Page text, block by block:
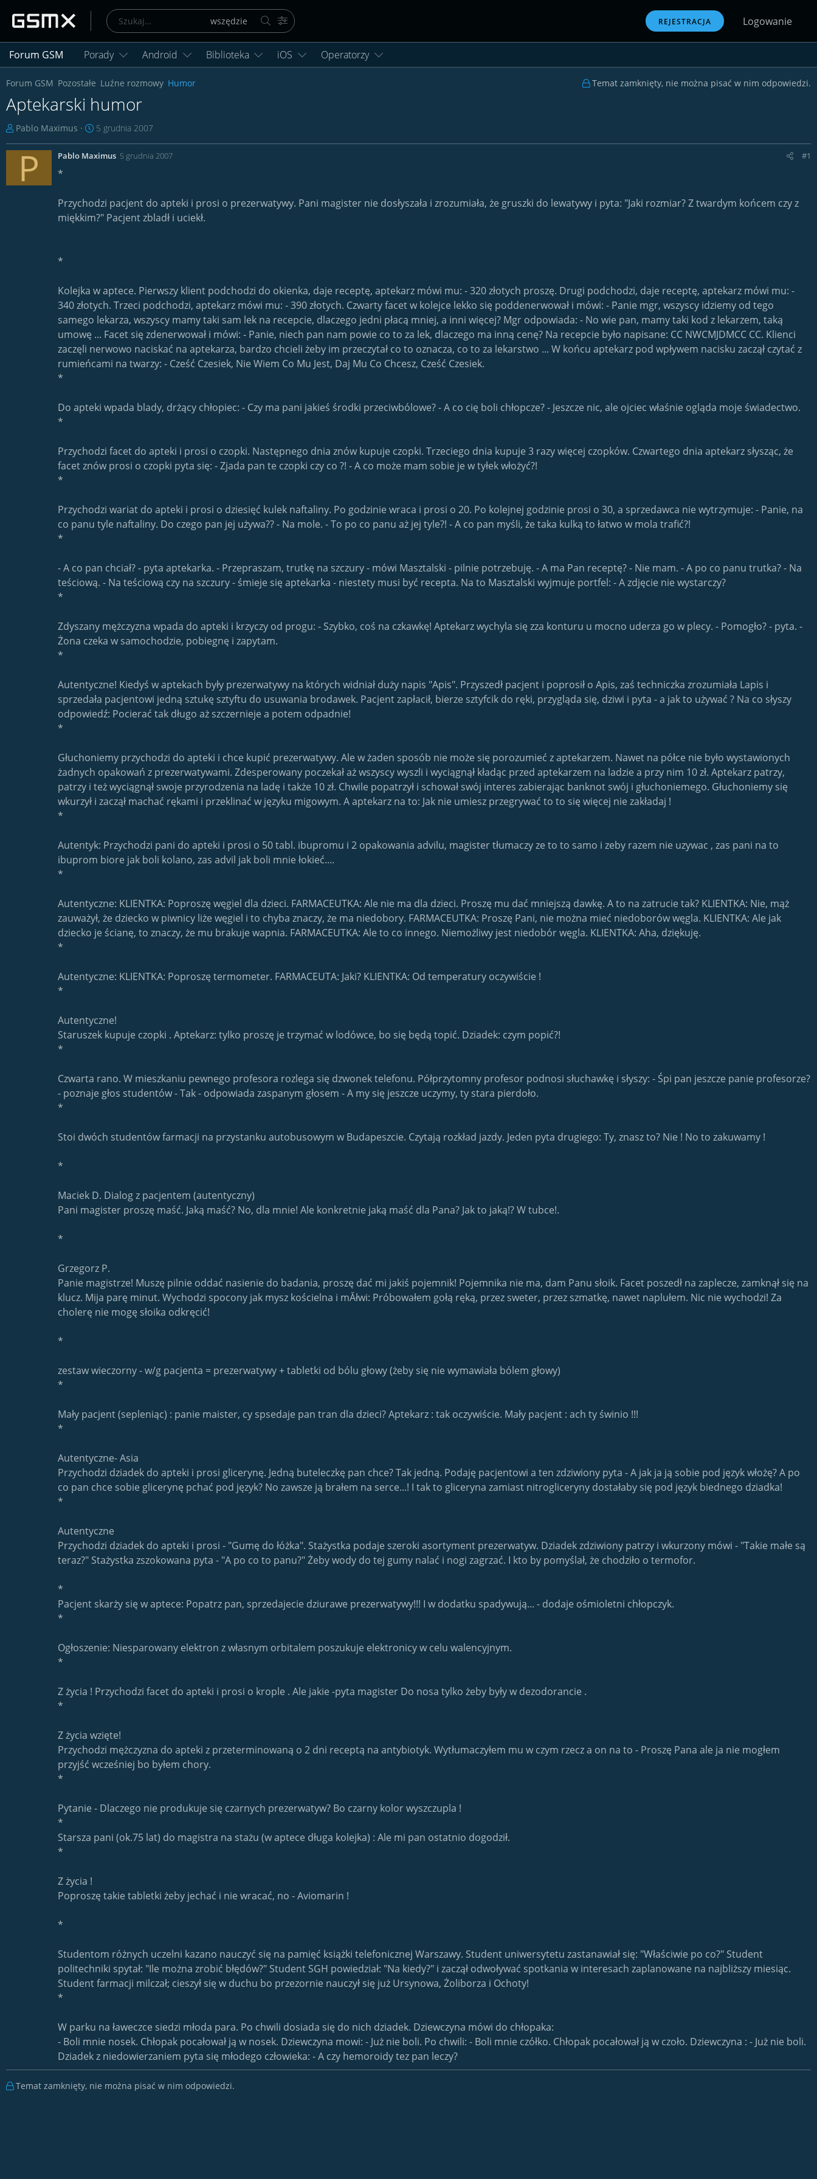
SzukajWięcej opcji… REJESTRACJA Logowanie
Forum GSM Porady Android Biblioteka iOS Operatorzy
Forum GSM Pozostałe Luźne rozmowy Humor
Aptekarski humor
T
r
Pablo Maximus
D
t
z
p
i
a
5 grudnia 2007
Temat zamknięty, nie można pisać w nim odpowiedzi.
P Pablo Maximus 5 grudnia 2007 #1
*
Przychodzi pacjent do apteki i prosi o prezerwatywy. Pani magister nie dosłyszała i zrozumiała, że gruszki do lewatywy i pyta: "Jaki rozmiar? Z twardym końcem czy z
miękkim?" Pacjent zbladł i uciekł.
*
Kolejka w aptece. Pierwszy klient podchodzi do okienka, daje receptę, aptekarz mówi mu: - 320 złotych proszę. Drugi podchodzi, daje receptę, aptekarz mówi mu: -
340 złotych. Trzeci podchodzi, aptekarz mówi mu: - 390 złotych. Czwarty facet w kolejce lekko się poddenerwował i mówi: - Panie mgr, wszyscy idziemy od tego
samego lekarza, wszyscy mamy taki sam lek na recepcie, dlaczego jedni płacą mniej, a inni więcej? Mgr odpowiada: - No wie pan, mamy taki kod z lekarzem, taką
umowę ... Facet się zdenerwował i mówi: - Panie, niech pan nam powie co to za lek, dlaczego ma inną cenę? Na recepcie było napisane: CC NWCMJDMCC CC. Klienci
zaczęli nerwowo naciskać na aptekarza, bardzo chcieli żeby im przeczytał co to oznacza, co to za lekarstwo ... W końcu aptekarz pod wpływem nacisku zaczął czytać z
rumieńcami na twarzy: - Cześć Czesiek, Nie Wiem Co Mu Jest, Daj Mu Co Chcesz, Cześć Czesiek.
*
Do apteki wpada blady, drżący chłopiec: - Czy ma pani jakieś środki przeciwbólowe? - A co cię boli chłopcze? - Jeszcze nic, ale ojciec właśnie ogląda moje świadectwo.
*
Przychodzi facet do apteki i prosi o czopki. Następnego dnia znów kupuje czopki. Trzeciego dnia kupuje 3 razy więcej czopków. Czwartego dnia aptekarz słysząc, że
facet znów prosi o czopki pyta się: - Zjada pan te czopki czy co ?! - A co może mam sobie je w tyłek włożyć?!
*
Przychodzi wariat do apteki i prosi o dziesięć kulek naftaliny. Po godzinie wraca i prosi o 20. Po kolejnej godzinie prosi o 30, a sprzedawca nie wytrzymuje: - Panie, na
co panu tyle naftaliny. Do czego pan jej używa?? - Na mole. - To po co panu aż jej tyle?! - A co pan myśli, że taka kulką to łatwo w mola trafić?!
*
- A co pan chciał? - pyta aptekarka. - Przepraszam, trutkę na szczury - mówi Masztalski - pilnie potrzebuję. - A ma Pan receptę? - Nie mam. - A po co panu trutka? - Na
teściową. - Na teściową czy na szczury - śmieje się aptekarka - niestety musi być recepta. Na to Masztalski wyjmuje portfel: - A zdjęcie nie wystarczy?
*
Zdyszany mężczyzna wpada do apteki i krzyczy od progu: - Szybko, coś na czkawkę! Aptekarz wychyla się zza konturu u mocno uderza go w plecy. - Pomogło? - pyta. -
Żona czeka w samochodzie, pobiegnę i zapytam.
*
Autentyczne! Kiedyś w aptekach były prezerwatywy na których widniał duży napis "Apis". Przyszedł pacjent i poprosił o Apis, zaś techniczka zrozumiała Lapis i
sprzedała pacjentowi jedną sztukę sztyftu do usuwania brodawek. Pacjent zapłacił, bierze sztyfcik do ręki, przygląda się, dziwi i pyta - a jak to używać ? Na co słyszy
odpowiedź: Pocierać tak długo aż szczernieje a potem odpadnie!
*
Głuchoniemy przychodzi do apteki i chce kupić prezerwatywy. Ale w żaden sposób nie może się porozumieć z aptekarzem. Nawet na półce nie było wystawionych
żadnych opakowań z prezerwatywami. Zdesperowany poczekał aż wszyscy wyszli i wyciągnął kładąc przed aptekarzem na ladzie a przy nim 10 zł. Aptekarz patrzy,
patrzy i też wyciągnął swoje przyrodzenia na ladę i także 10 zł. Chwile popatrzył i schował swój interes zabierając banknot swój i głuchoniemego. Głuchoniemy się
wkurzył i zaczął machać rękami i przeklinać w języku migowym. A aptekarz na to: Jak nie umiesz przegrywać to to się więcej nie zakładaj !
*
Autentyk: Przychodzi pani do apteki i prosi o 50 tabl. ibupromu i 2 opakowania advilu, magister tłumaczy ze to to samo i zeby razem nie uzywac , zas pani na to
ibuprom biore jak boli kolano, zas advil jak boli mnie łokieć....
*
Autentyczne: KLIENTKA: Poproszę węgiel dla dzieci. FARMACEUTKA: Ale nie ma dla dzieci. Proszę mu dać mniejszą dawkę. A to na zatrucie tak? KLIENTKA: Nie, mąż
zauważył, że dziecko w piwnicy liże węgiel i to chyba znaczy, że ma niedobory. FARMACEUTKA: Proszę Pani, nie można mieć niedoborów węgla. KLIENTKA: Ale jak
dziecko je ścianę, to znaczy, że mu brakuje wapnia. FARMACEUTKA: Ale to co innego. Niemożliwy jest niedobór węgla. KLIENTKA: Aha, dziękuję.
*
Autentyczne: KLIENTKA: Poproszę termometer. FARMACEUTA: Jaki? KLIENTKA: Od temperatury oczywiście !
*
Autentyczne!
Staruszek kupuje czopki . Aptekarz: tylko proszę je trzymać w lodówce, bo się będą topić. Dziadek: czym popić?!
*
Czwarta rano. W mieszkaniu pewnego profesora rozlega się dzwonek telefonu. Półprzytomny profesor podnosi słuchawkę i słyszy: - Śpi pan jeszcze panie profesorze?
- poznaje głos studentów - Tak - odpowiada zaspanym głosem - A my się jeszcze uczymy, ty stara pierdoło.
*
Stoi dwóch studentów farmacji na przystanku autobusowym w Budapeszcie. Czytają rozkład jazdy. Jeden pyta drugiego: Ty, znasz to? Nie ! No to zakuwamy !
*
Maciek D. Dialog z pacjentem (autentyczny)
Pani magister proszę maść. Jaką maść? No, dla mnie! Ale konkretnie jaką maść dla Pana? Jak to jaką!? W tubce!.
*
Grzegorz P.
Panie magistrze! Muszę pilnie oddać nasienie do badania, proszę dać mi jakiś pojemnik! Pojemnika nie ma, dam Panu słoik. Facet poszedł na zaplecze, zamknął się na
klucz. Mija parę minut. Wychodzi spocony jak mysz kościelna i mĂłwi: Próbowałem gołą ręką, przez sweter, przez szmatkę, nawet naplułem. Nic nie wychodzi! Za
cholerę nie mogę słoika odkręcić!
*
zestaw wieczorny - w/g pacjenta = prezerwatywy + tabletki od bólu głowy (żeby się nie wymawiała bólem głowy)
*
Mały pacjent (sepleniąc) : panie maister, cy spsedaje pan tran dla dzieci? Aptekarz : tak oczywiście. Mały pacjent : ach ty świnio !!!
*
Autentyczne- Asia
Przychodzi dziadek do apteki i prosi glicerynę. Jedną buteleczkę pan chce? Tak jedną. Podaję pacjentowi a ten zdziwiony pyta - A jak ja ją sobie pod język włożę? A po
co pan chce sobie glicerynę pchać pod język? No zawsze ją brałem na serce...! I tak to gliceryna zamiast nitrogliceryny dostałaby się pod język biednego dziadka!
*
Autentyczne
Przychodzi dziadek do apteki i prosi - "Gumę do łóżka". Stażystka podaje szeroki asortyment prezerwatyw. Dziadek zdziwiony patrzy i wkurzony mówi - "Takie małe są
teraz?" Stażystka zszokowana pyta - "A po co to panu?" Żeby wody do tej gumy nalać i nogi zagrzać. I kto by pomyślał, że chodziło o termofor.
*
Pacjent skarży się w aptece: Popatrz pan, sprzedajecie dziurawe prezerwatywy!!! I w dodatku spadywują... - dodaje ośmioletni chłopczyk.
*
Ogłoszenie: Niesparowany elektron z własnym orbitalem poszukuje elektronicy w celu walencyjnym.
*
Z życia ! Przychodzi facet do apteki i prosi o krople . Ale jakie -pyta magister Do nosa tylko żeby były w dezodorancie .
*
Z życia wzięte!
Przychodzi mężczyzna do apteki z przeterminowaną o 2 dni receptą na antybiotyk. Wytłumaczyłem mu w czym rzecz a on na to - Proszę Pana ale ja nie mogłem
przyjść wcześniej bo byłem chory.
*
Pytanie - Dlaczego nie produkuje się czarnych prezerwatyw? Bo czarny kolor wyszczupla !
*
Starsza pani (ok.75 lat) do magistra na stażu (w aptece długa kolejka) : Ale mi pan ostatnio dogodził.
*
Z życia !
Poproszę takie tabletki żeby jechać i nie wracać, no - Aviomarin !
*
Studentom różnych uczelni kazano nauczyć się na pamięć książki telefonicznej Warszawy. Student uniwersytetu zastanawiał się: "Właściwie po co?" Student
politechniki spytał: "Ile można zrobić błędów?" Student SGH powiedział: "Na kiedy?" i zaczął odwoływać spotkania w interesach zaplanowane na najbliższy miesiąc.
Student farmacji milczał; cieszył się w duchu bo przezornie nauczył się już Ursynowa, Żoliborza i Ochoty!
*
W parku na ławeczce siedzi młoda para. Po chwili dosiada się do nich dziadek. Dziewczyna mówi do chłopaka:
- Boli mnie nosek. Chłopak pocałował ją w nosek. Dziewczyna mowi: - Już nie boli. Po chwili: - Boli mnie czółko. Chłopak pocałował ją w czoło. Dziewczyna : - Już nie boli.
Dziadek z niedowierzaniem pyta się młodego człowieka: - A czy hemoroidy tez pan leczy?
Temat zamknięty, nie można pisać w nim odpowiedzi.